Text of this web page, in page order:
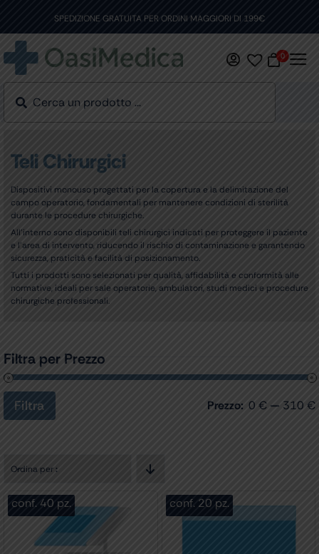
content
SPEDIZIONE GRATUITA PER ORDINI MAGGIORI DI 199€
0
Teli Chirurgici
Dispositivi monouso progettati per la copertura e la delimitazione del
campo operatorio, fondamentali per mantenere condizioni di sterilità
durante le procedure chirurgiche.
All’interno sono disponibili teli chirurgici indicati per proteggere il paziente
e l’area di intervento, riducendo il rischio di contaminazione e garantendo
sicurezza, praticità e facilità di posizionamento.
Tutti i prodotti sono selezionati per qualità, affidabilità e conformità alle
normative, ideali per sale operatorie, ambulatori, studi medici e procedure
chirurgiche professionali.
Filtra per Prezzo
Prezzo
Min
Prezzo
Max
Filtra Prezzo: 0 € — 310 €
Ordina per:
conf. 40 pz. conf. 20 pz.